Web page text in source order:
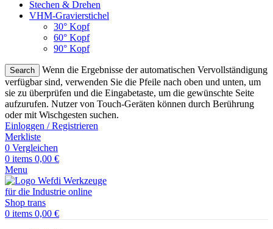
Stechen & Drehen
VHM-Gravierstichel
30° Kopf
60° Kopf
90° Kopf
Search
Wenn die Ergebnisse der automatischen Vervollständigung
verfügbar sind, verwenden Sie die Pfeile nach oben und unten, um
sie zu überprüfen und die Eingabetaste, um die gewünschte Seite
aufzurufen. Nutzer von Touch-Geräten können durch Berührung
oder mit Wischgesten suchen.
Einloggen / Registrieren
Merkliste
0 Vergleichen
0 items 0,00 €
Menu
0 items 0,00 €